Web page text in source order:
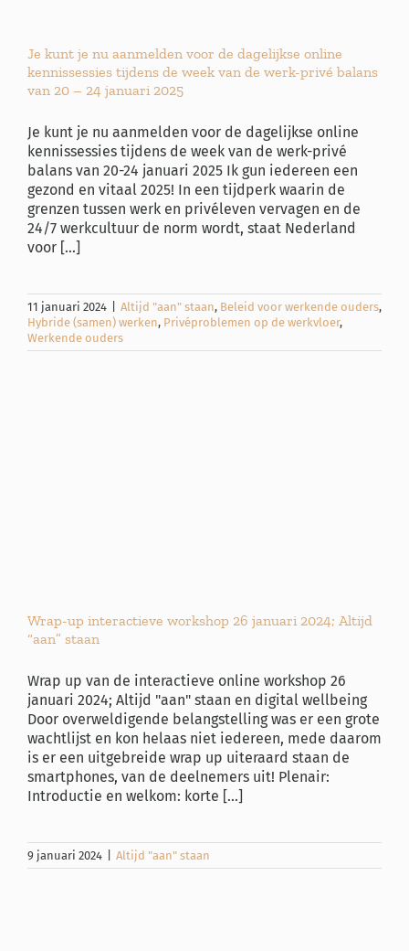
Je kunt je nu aanmelden voor de dagelijkse online
kennissessies tijdens de week van de werk-privé balans
van 20 – 24 januari 2025
Je kunt je nu aanmelden voor de dagelijkse online
kennissessies tijdens de week van de werk-privé
balans van 20-24 januari 2025 Ik gun iedereen een
gezond en vitaal 2025! In een tijdperk waarin de
grenzen tussen werk en privéleven vervagen en de
24/7 werkcultuur de norm wordt, staat Nederland
voor [...]
11 januari 2024 Altijd "aan" staan, Beleid voor werkende ouders,
Hybride (samen) werken, Privéproblemen op de werkvloer,
Werkende ouders
Wrap-up interactieve workshop 26 januari 2024; Altijd
“aan” staan
Wrap up van de interactieve online workshop 26
januari 2024; Altijd "aan" staan en digital wellbeing
Door overweldigende belangstelling was er een grote
wachtlijst en kon helaas niet iedereen, mede daarom
is er een uitgebreide wrap up uiteraard staan de
smartphones, van de deelnemers uit! Plenair:
Introductie en welkom: korte [...]
9 januari 2024 Altijd "aan" staan